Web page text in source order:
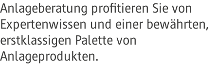
Anlageberatung profitieren Sie von
Expertenwissen und einer bewährten,
erstklassigen Palette von
Anlageprodukten.